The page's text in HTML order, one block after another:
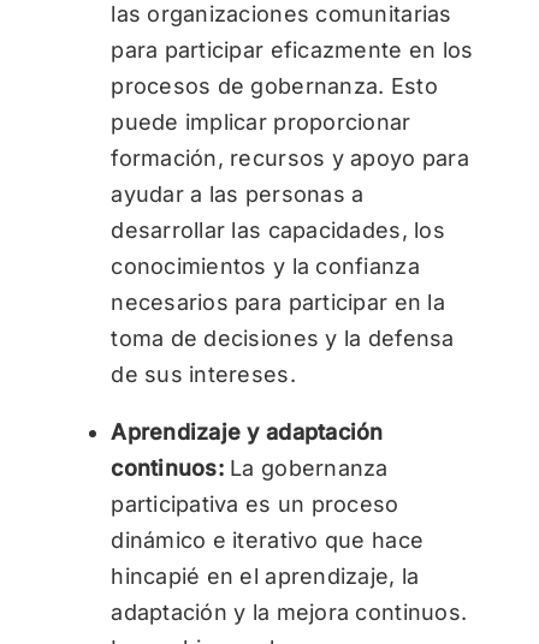
las organizaciones comunitarias
para participar eficazmente en los
procesos de gobernanza. Esto
puede implicar proporcionar
formación, recursos y apoyo para
ayudar a las personas a
desarrollar las capacidades, los
conocimientos y la confianza
necesarios para participar en la
toma de decisiones y la defensa
de sus intereses.
Aprendizaje y adaptación
continuos:La gobernanza
participativa es un proceso
dinámico e iterativo que hace
hincapié en el aprendizaje, la
adaptación y la mejora continuos.